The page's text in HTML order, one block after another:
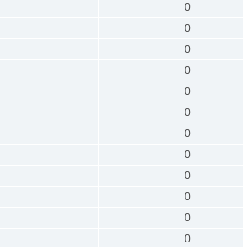
0
0
0
0
0
0
0
0
0
0
0
0